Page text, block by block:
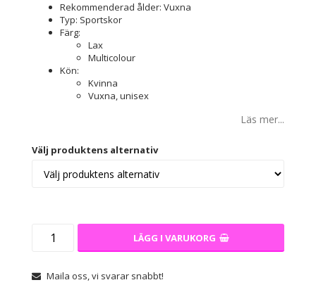
Rekommenderad ålder: Vuxna
Typ: Sportskor
Färg:
Lax
Multicolour
Kön:
Kvinna
Vuxna, unisex
Läs mer...
Välj produktens alternativ
LÄGG I VARUKORG
Maila oss, vi svarar snabbt!